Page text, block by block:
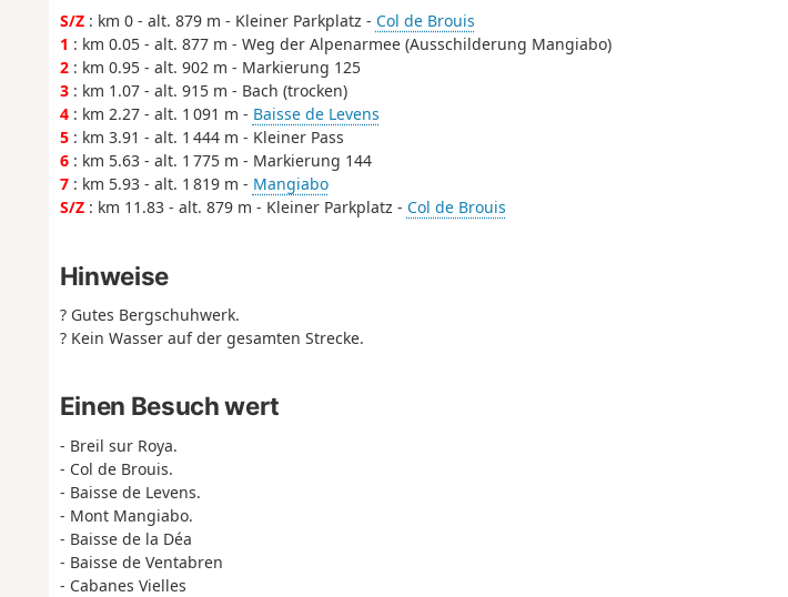
S/Z: km 0 - alt. 879 m - Kleiner Parkplatz - Col de Brouis
1 : km 0.05 - alt. 877 m - Weg der Alpenarmee (Ausschilderung Mangiabo)
2: km 0.95 - alt. 902 m - Markierung 125
3: km 1.07 - alt. 915 m - Bach (trocken)
4: km 2.27 - alt. 1 091 m - Baisse de Levens
5: km 3.91 - alt. 1 444 m - Kleiner Pass
6: km 5.63 - alt. 1 775 m - Markierung 144
7: km 5.93 - alt. 1 819 m - Mangiabo
S/Z: km 11.83 - alt. 879 m - Kleiner Parkplatz - Col de Brouis
Hinweise
? Gutes Bergschuhwerk.
? Kein Wasser auf der gesamten Strecke.
Einen Besuch wert
- Breil sur Roya.
- Col de Brouis.
- Baisse de Levens.
- Mont Mangiabo.
- Baisse de la Déa
- Baisse de Ventabren
- Cabanes Vielles